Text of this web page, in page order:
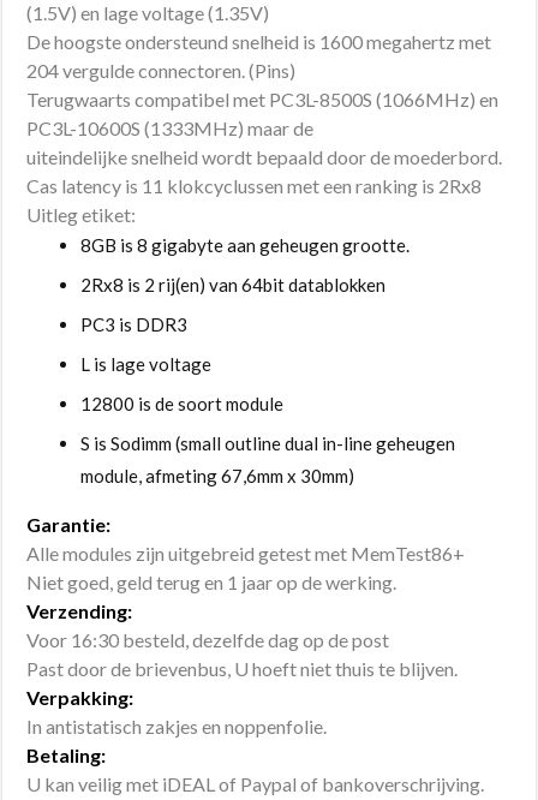
(1.5V) en lage voltage (1.35V)
De hoogste ondersteund snelheid is 1600 megahertz met
204 vergulde connectoren. (Pins)
Terugwaarts compatibel met PC3L-8500S (1066MHz) en
PC3L-10600S (1333MHz) maar de
uiteindelijke snelheid wordt bepaald door de moederbord.
Cas latency is 11 klokcyclussen met een ranking is 2Rx8
Uitleg etiket:
8GB is 8 gigabyte aan geheugen grootte.
2Rx8 is 2 rij(en) van 64bit datablokken
PC3 is DDR3
L is lage voltage
12800 is de soort module
S is Sodimm (small outline dual in-line geheugen
module, afmeting 67,6mm x 30mm)
Garantie:
Alle modules zijn uitgebreid getest met MemTest86+
Niet goed, geld terug en 1 jaar op de werking.
Verzending:
Voor 16:30 besteld, dezelfde dag op de post
Past door de brievenbus, U hoeft niet thuis te blijven.
Verpakking:
In antistatisch zakjes en noppenfolie.
Betaling:
U kan veilig met iDEAL of Paypal of bankoverschrijving.